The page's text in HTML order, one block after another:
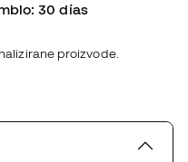
30 días
proizvode.